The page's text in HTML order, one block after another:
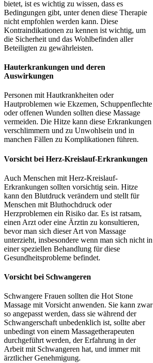
bietet, ist es wichtig zu wissen, dass es
Bedingungen gibt, unter denen diese Therapie
nicht empfohlen werden kann. Diese
Kontraindikationen zu kennen ist wichtig, um
die Sicherheit und das Wohlbefinden aller
Beteiligten zu gewährleisten.
Hauterkrankungen und deren
Auswirkungen
Personen mit Hautkrankheiten oder
Hautproblemen wie Ekzemen, Schuppenflechte
oder offenen Wunden sollten diese Massage
vermeiden. Die Hitze kann diese Erkrankungen
verschlimmern und zu Unwohlsein und in
manchen Fällen zu Komplikationen führen.
Vorsicht bei Herz-Kreislauf-Erkrankungen
Auch Menschen mit Herz-Kreislauf-
Erkrankungen sollten vorsichtig sein. Hitze
kann den Blutdruck verändern und stellt für
Menschen mit Bluthochdruck oder
Herzproblemen ein Risiko dar. Es ist ratsam,
einen Arzt oder eine Ärztin zu konsultieren,
bevor man sich dieser Art von Massage
unterzieht, insbesondere wenn man sich nicht in
einer speziellen Behandlung für diese
Gesundheitsprobleme befindet.
Vorsicht bei Schwangeren
Schwangere Frauen sollten die Hot Stone
Massage mit Vorsicht anwenden. Sie kann zwar
so angepasst werden, dass sie während der
Schwangerschaft unbedenklich ist, sollte aber
unbedingt von einem Massagetherapeuten
durchgeführt werden, der Erfahrung in der
Arbeit mit Schwangeren hat, und immer mit
ärztlicher Genehmigung.